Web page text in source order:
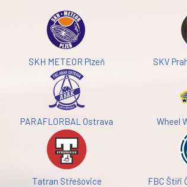
SKH METEOR Plzeň SKV
PARAFLORBAL Ostrava Wheel
Tatran Střešovice FBC Štíři
obsah